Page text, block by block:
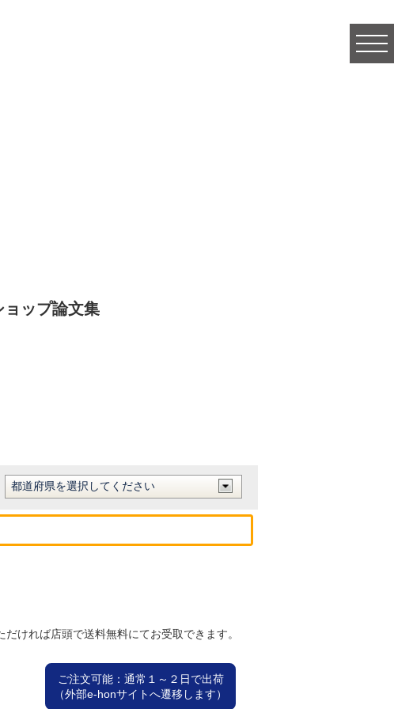
ップ論文集
ければ店頭で送料無料にてお受取できます。
ご注文可能：通常１～２日で出荷
（外部e-honサイトへ遷移します）